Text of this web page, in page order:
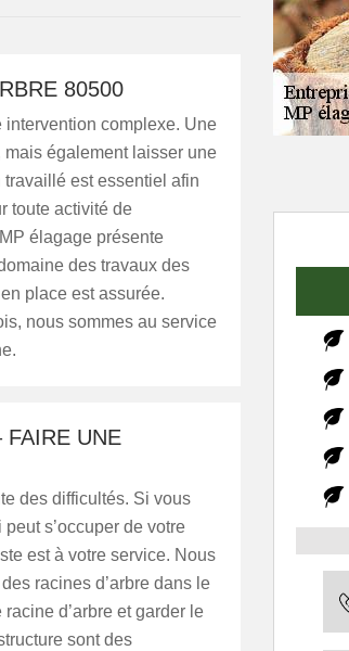
80500
intervention complexe. Une
également laisser une
travaillé est essentiel afin
toute activité de
élagage présente
des travaux des
place est assurée.
nous sommes au service
FAIRE UNE
des difficultés. Si vous
s’occuper de votre
est à votre service. Nous
racines d’arbre dans le
d’arbre et garder le
sont des